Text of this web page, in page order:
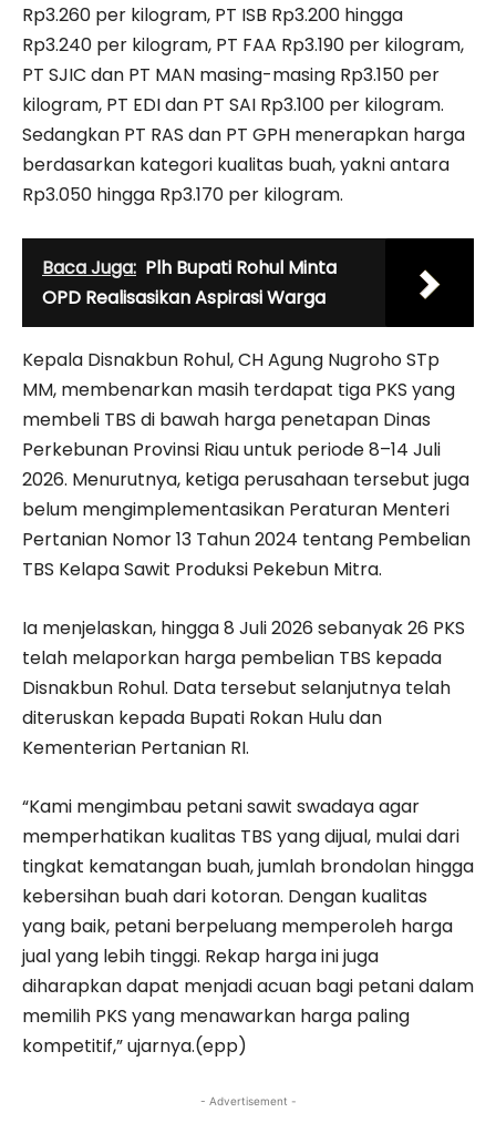
Rp3.260 per kilogram, PT ISB Rp3.200 hingga
Rp3.240 per kilogram, PT FAA Rp3.190 per kilogram,
PT SJIC dan PT MAN masing-masing Rp3.150 per
kilogram, PT EDI dan PT SAI Rp3.100 per kilogram.
Sedangkan PT RAS dan PT GPH menerapkan harga
berdasarkan kategori kualitas buah, yakni antara
Rp3.050 hingga Rp3.170 per kilogram.
Baca Juga: Plh Bupati Rohul Minta
OPD Realisasikan Aspirasi Warga
Kepala Disnakbun Rohul, CH Agung Nugroho STp
MM, membenarkan masih terdapat tiga PKS yang
membeli TBS di bawah harga penetapan Dinas
Perkebunan Provinsi Riau untuk periode 8–14 Juli
2026. Menurutnya, ketiga perusahaan tersebut juga
belum mengimplementasikan Peraturan Menteri
Pertanian Nomor 13 Tahun 2024 tentang Pembelian
TBS Kelapa Sawit Produksi Pekebun Mitra.
Ia menjelaskan, hingga 8 Juli 2026 sebanyak 26 PKS
telah melaporkan harga pembelian TBS kepada
Disnakbun Rohul. Data tersebut selanjutnya telah
diteruskan kepada Bupati Rokan Hulu dan
Kementerian Pertanian RI.
“Kami mengimbau petani sawit swadaya agar
memperhatikan kualitas TBS yang dijual, mulai dari
tingkat kematangan buah, jumlah brondolan hingga
kebersihan buah dari kotoran. Dengan kualitas
yang baik, petani berpeluang memperoleh harga
jual yang lebih tinggi. Rekap harga ini juga
diharapkan dapat menjadi acuan bagi petani dalam
memilih PKS yang menawarkan harga paling
kompetitif,” ujarnya.(epp)
- Advertisement -